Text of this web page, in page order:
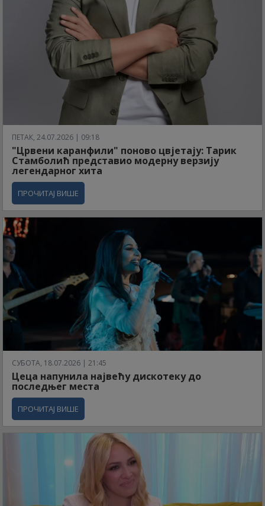
ПЕТАК, 24.07.2026 | 09:18
"Црвени каранфили" поново цвјетају: Тарик
Стамболић представио модерну верзију
легендарног хита
ПРОЧИТАЈ ВИШЕ
СУБОТА, 18.07.2026 | 21:45
Цеца напунила највећу дискотеку до
последњег места
ПРОЧИТАЈ ВИШЕ